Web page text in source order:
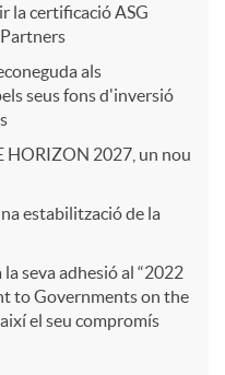
la certificació ASG
als
seus fons d'inversió
HORIZON 2027, un nou
estabilització de la
seva adhesió al “2022
to Governments on the
el seu compromís